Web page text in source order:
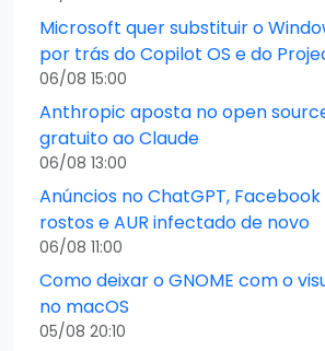
Microsoft quer substituir o
por trás do Copilot OS e do
06/08 15:00
Anthropic aposta no open
gratuito ao Claude
06/08 13:00
Anúncios no ChatGPT,
rostos e AUR infectado de novo
06/08 11:00
Como deixar o GNOME com o
no macOS
05/08 20:10